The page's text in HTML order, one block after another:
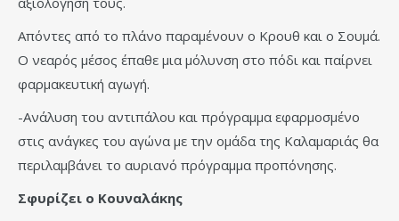
Απόντες από το πλάνο παραμένουν ο Κρουθ και ο Σουμά.
Ο νεαρός μέσος έπαθε μια μόλυνση στο πόδι και παίρνει
φαρμακευτική αγωγή.
-Ανάλυση του αντιπάλου και πρόγραμμα εφαρμοσμένο
στις ανάγκες του αγώνα με την ομάδα της Καλαμαριάς θα
περιλαμβάνει το αυριανό πρόγραμμα προπόνησης.
Σφυρίζει ο Κουναλάκης